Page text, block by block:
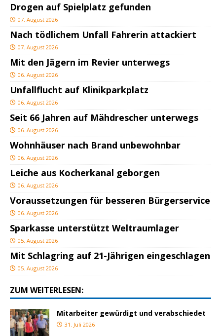
Drogen auf Spielplatz gefunden
07. August 2026
Nach tödlichem Unfall Fahrerin attackiert
07. August 2026
Mit den Jägern im Revier unterwegs
06. August 2026
Unfallflucht auf Klinikparkplatz
06. August 2026
Seit 66 Jahren auf Mähdrescher unterwegs
06. August 2026
Wohnhäuser nach Brand unbewohnbar
06. August 2026
Leiche aus Kocherkanal geborgen
06. August 2026
Voraussetzungen für besseren Bürgerservice
06. August 2026
Sparkasse unterstützt Weltraumlager
05. August 2026
Mit Schlagring auf 21-Jährigen eingeschlagen
05. August 2026
ZUM WEITERLESEN:
Mitarbeiter gewürdigt und verabschiedet
31. Juli 2026